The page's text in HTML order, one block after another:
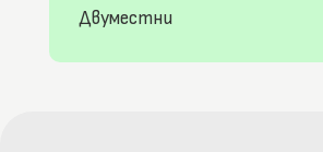
Двуместни